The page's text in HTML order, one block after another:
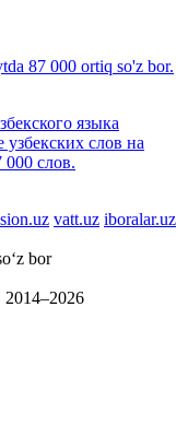
87 000 ortiq so'z bor.
языка
слов на
000 слов.
vatt.uz iboralar.uz
bor